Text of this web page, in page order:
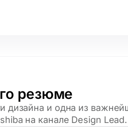
резюме
дизайна и одна из
на канале Design Lead.